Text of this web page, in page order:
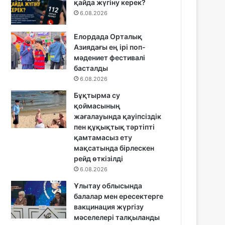
қайда жүгіну керек?
6.08.2026
Елордада Орталық
Азиядағы ең ірі поп-
мәдениет фестивалі
басталды
6.08.2026
Бұқтырма су
қоймасының
жағалауында қауіпсіздік
пен құқықтық тәртіпті
қамтамасыз ету
мақсатында бірлескен
рейд өткізілді
6.08.2026
Ұлытау облысында
балалар мен ересектерге
вакцинация жүргізу
мәселелері талқыланды